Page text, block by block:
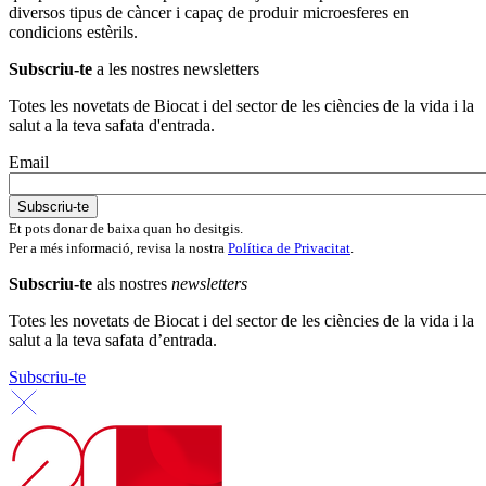
diversos tipus de càncer i capaç de produir microesferes en
condicions estèrils.
Subscriu-te a les nostres newsletters
Totes les novetats de Biocat i del sector de les ciències de la vida i la
salut a la teva safata d'entrada.
Email
Et pots donar de baixa quan ho desitgis.
Per a més informació, revisa la nostra Política de Privacitat.
Subscriu-te als nostres newsletters
Totes les novetats de Biocat i del sector de les ciències de la vida i la
salut a la teva safata d’entrada.
Subscriu-te